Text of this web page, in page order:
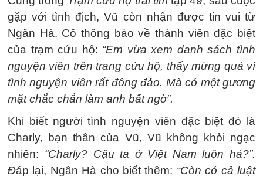
gặp với tình địch, Vũ còn nhận được tin vui từ
Ngân Hà. Cô thông báo về thành viên đặc biệt
của trạm cứu hộ: “Em vừa xem danh sách tình
nguyện viên trên trang cứu hộ, thấy mừng quá vì
tình nguyện viên rất đông đảo. Mà có một gương
mặt chắc chắn làm anh bất ngờ”.
Khi biết người tình nguyện viên đặc biệt đó là
Charly, bạn thân của Vũ, Vũ không khỏi ngạc
nhiên: “Charly? Cậu ta ở Việt Nam luôn hả?”.
Đáp lại, Ngân Hà cho biết thêm: “Còn có cả luật